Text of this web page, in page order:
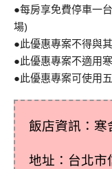
●每房享免費停車一
場)
●此優惠專案不得與
●此優惠專案不適用
●此優惠專案可使用
飯店資訊：寒
地址：台北市